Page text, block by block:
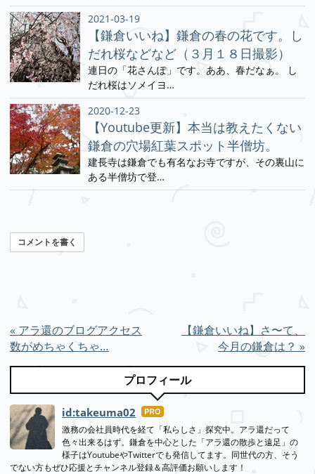
2021-03-19
【鎌倉いいね】鎌倉の春の花です。し
だれ桜などなど（３月１８日撮影）
連日の「花さんぽ」です。ああ、春だなぁ。 し
だれ桜はソメイヨ…
2020-12-23
【Youtube更新】本当は教えたくない
鎌倉の穴場紅葉スポット半僧坊。
建長寺は鎌倉でも有名なお寺ですが、その裏山に
ある半僧坊で登…
コメントを書く
« アラ還のブログアクセス
数がめちゃくちゃ…
【鎌倉いいね】さ〜て、
今月の鎌倉は？ »
プロフィール
id:takeuma02 はて
なブ
ログ
Pro
激務の会社員時代を経て「私らしさ」探究中。アラ還だって
色々出来るはず。鎌倉を中心とした「アラ還の散歩と遠足」の
様子はYoutubeやTwitterでも発信してます。同世代の方、そう
でない方もぜひ応援とチャンネル登録＆高評価お願いします！